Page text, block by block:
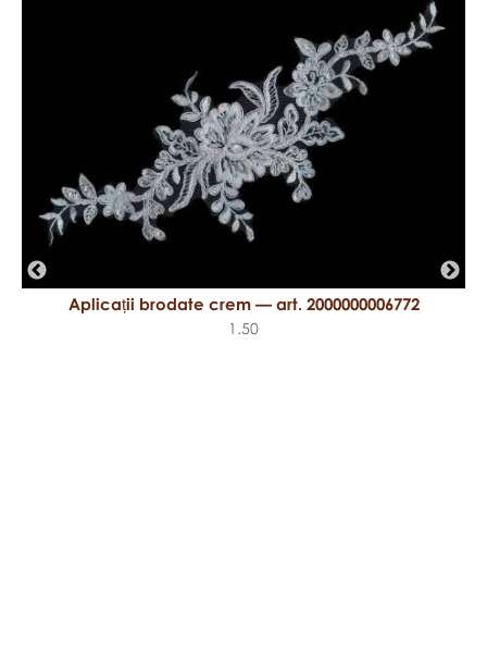
Aplicații brodate crem — art. 2000000006772
1.50